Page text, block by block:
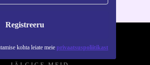
Registreeru
kohta leiate meie privaatsuspoliitikast